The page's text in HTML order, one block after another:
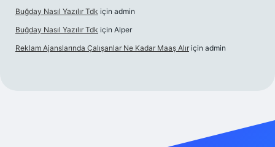
Buğday Nasıl Yazılır Tdk için admin
Buğday Nasıl Yazılır Tdk için Alper
Reklam Ajanslarında Çalışanlar Ne Kadar Maaş Alır için admin